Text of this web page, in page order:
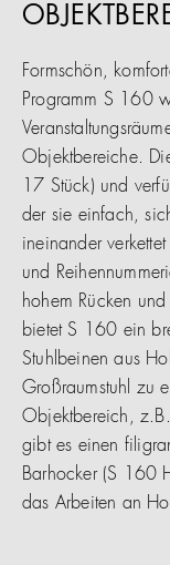
Formschön,
Programm S 160
Objektbereiche.
17 Stück) und
der sie einfach,
ineinander
und
hohem Rücken
bietet S 160 ein
Stuhlbeinen aus
Großraumstuhl zu
Objektbereich,
gibt es einen
Barhocker (S 160
das Arbeiten an